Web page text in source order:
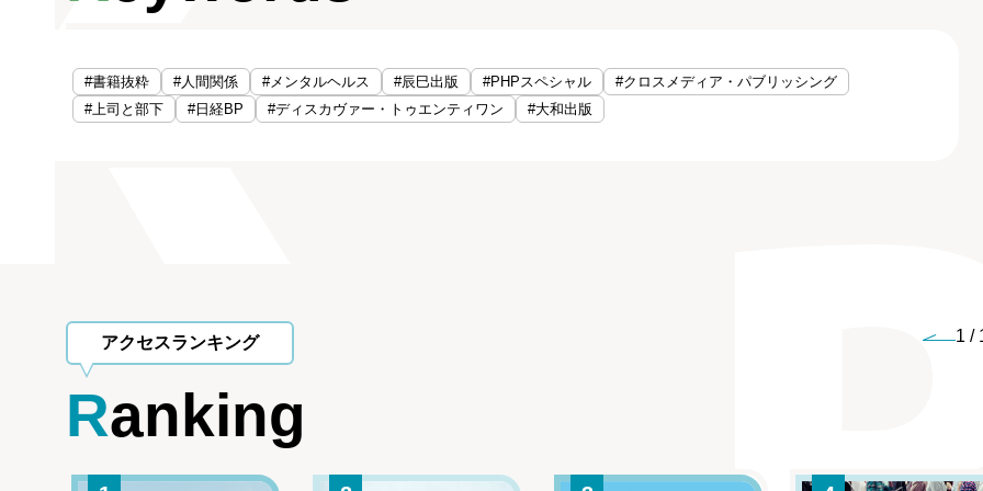
#書籍抜粋 #人間関係 #メンタルヘルス #辰巳出版 #PHPスペシャル
#クロスメディア・パブリッシング
#上司と部下
#日経BP #ディスカヴァー・トゥエンティワン #大和出版
アクセスランキング
Ranking
1 /